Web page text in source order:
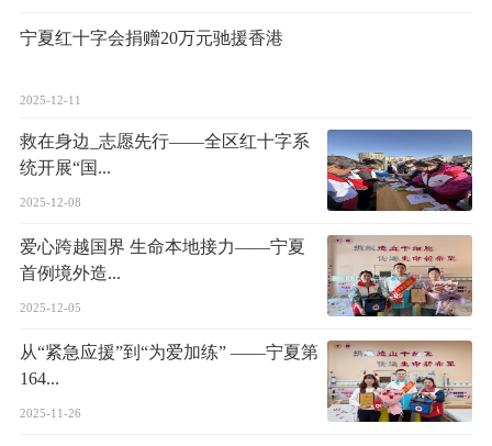
宁夏红十字会捐赠20万元驰援香港
2025-12-11
救在身边_志愿先行——全区红十字系
统开展“国...
2025-12-08
爱心跨越国界 生命本地接力——宁夏
首例境外造...
2025-12-05
从“紧急应援”到“为爱加练” ——宁夏第
164...
2025-11-26